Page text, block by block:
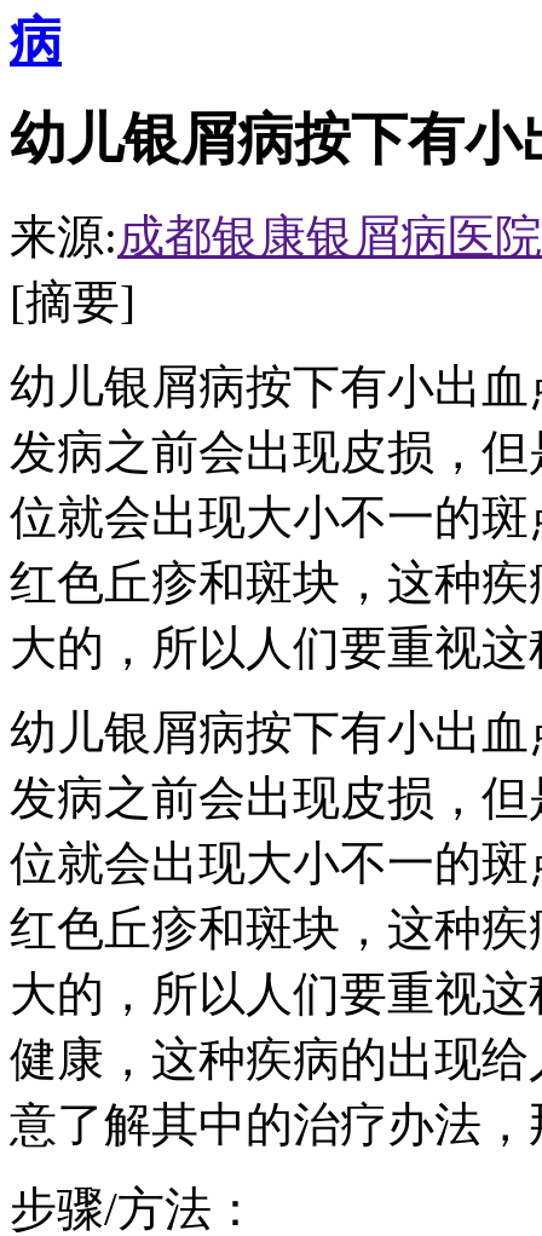
病
幼儿银屑病按下有小
来源:成都银康银屑病医院
[摘要]
幼儿银屑病按下有小出
发病之前会出现皮损，
位就会出现大小不一的
红色丘疹和斑块，这种
大的，所以人们要重视
幼儿银屑病按下有小出
发病之前会出现皮损，
位就会出现大小不一的
红色丘疹和斑块，这种
大的，所以人们要重视
健康，这种疾病的出现
意了解其中的治疗办法，
步骤/方法：